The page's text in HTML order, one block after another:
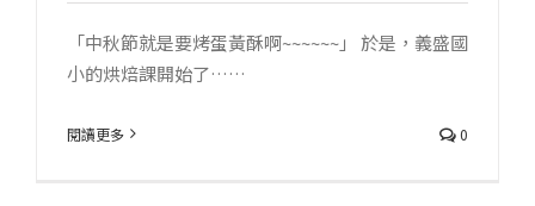
「中秋節就是要烤蛋黃酥啊~~~~~~」 於是，義盛國
小的烘焙課開始了……
閱讀更多 0